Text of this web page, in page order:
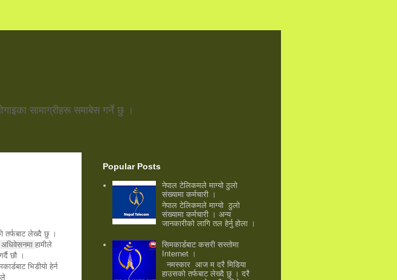
सामाग्रीहरू समाबेस गर्ने छु ।
तर्फबाट लेख्दै छु ।
हामीले
छौ ।
भिडीयो हेर्न
Popular Posts
नेपाल टेलिकमले माग्याे ठुलाे
संख्यामा कर्मचारी ।
नेपाल टेलिकमले माग्याे ठुलाे
संख्यामा कर्मचारी । अन्य
जानकारीकाे लागि तल हेर्नु हाेला ।
सिमकार्डबाट कसरी सस्ताेमा
Internet ।
नमस्कार आज म दरै मिडिया
हाउसको तर्फबाट लेख्दै छु । दरै